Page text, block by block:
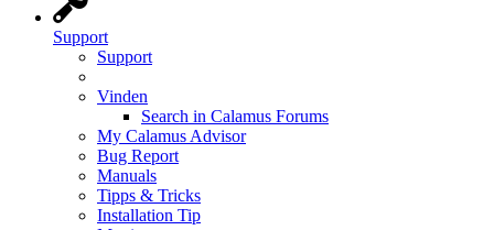
Support
Support
Vinden
Search in Calamus Forums
My Calamus Advisor
Bug Report
Manuals
Tipps & Tricks
Installation Tip